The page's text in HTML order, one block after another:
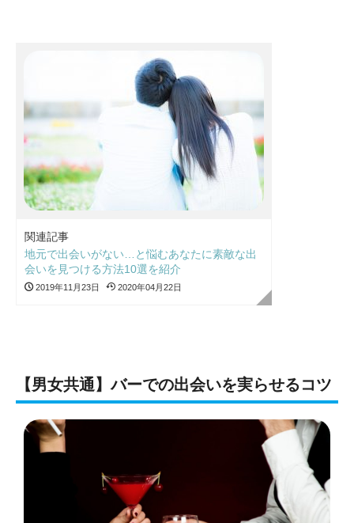
関連記事
地元で出会いがない…と悩むあなたに素敵な出
会いを見つける方法10選を紹介
2019年11月23日 2020年04月22日
【男女共通】バーでの出会いを実らせるコツ